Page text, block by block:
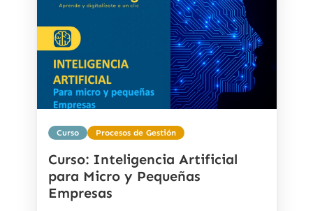
Curso Procesos de Gestión
Curso: Inteligencia Artificial
para Micro y Pequeñas
Empresas